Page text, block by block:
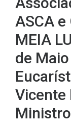
ASCA
MEIA
de
Vicente